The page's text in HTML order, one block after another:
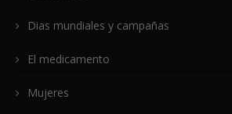
Dias mundiales y campañas
El medicamento
Mujeres